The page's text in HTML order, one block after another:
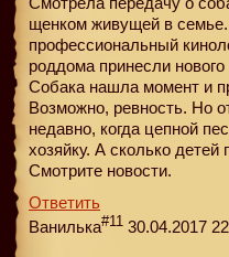
щенком живущей в
профессиональный
роддома принесли
Собака нашла момент и
Возможно, ревность. Но
недавно, когда цепной
хозяйку. А сколько детей
Смотрите новости.
Ответить
Ванилька#11 30.04.2017